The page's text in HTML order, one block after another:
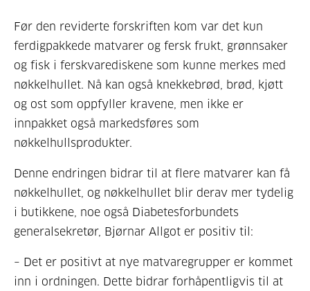
Før den reviderte forskriften kom var det kun
ferdigpakkede matvarer og fersk frukt, grønnsaker
og fisk i ferskvarediskene som kunne merkes med
nøkkelhullet. Nå kan også knekkebrød, brød, kjøtt
og ost som oppfyller kravene, men ikke er
innpakket også markedsføres som
nøkkelhullsprodukter.
Denne endringen bidrar til at flere matvarer kan få
nøkkelhullet, og nøkkelhullet blir derav mer tydelig
i butikkene, noe også Diabetesforbundets
generalsekretør, Bjørnar Allgot er positiv til:
– Det er positivt at nye matvaregrupper er kommet
inn i ordningen. Dette bidrar forhåpentligvis til at